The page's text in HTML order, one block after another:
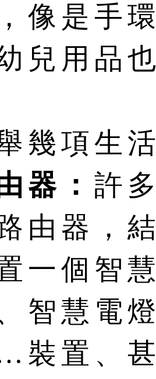
像是手
兒用品
幾項生
器： 許
由器，
一個智
智慧電
置、